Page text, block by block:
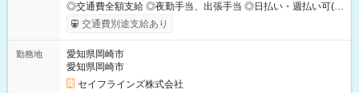
◎交通費全額支給 ◎夜勤手当、出張手当 ◎日払い・週払い可(希
望者／条件有) ＜月収例＞ 日給10,600円×22日稼働＝23.5万円/
試用期間の長さ：3ヶ月 雇用形態、給与は本採用時と同じです。
交通費別途支給あり
勤務地
愛知県岡崎市
愛知県岡崎市
セイフラインズ株式会社